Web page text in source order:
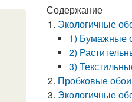
Содержание
Экологичные
1) Бумажные
2)
3)
Пробковые
Экологичные